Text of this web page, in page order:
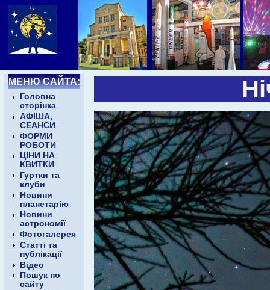
МЕНЮ САЙТА:
Головна
сторінка
АФІША,
СЕАНСИ
ФОРМИ
РОБОТИ
ЦІНИ НА
КВИТКИ
Гуртки та
клуби
Новини
планетарію
Новини
астрономії
Фотогалерея
Статті та
публікації
Відео
Пошук по
сайту